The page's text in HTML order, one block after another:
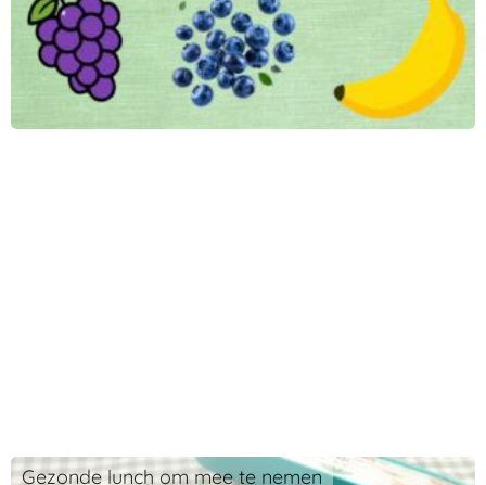
Gezonde lunch om mee te nemen